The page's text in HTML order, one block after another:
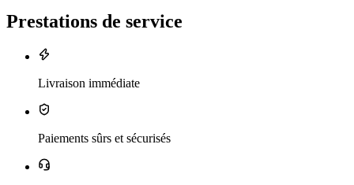
Prestations de service
Livraison immédiate
Paiements sûrs et sécurisés